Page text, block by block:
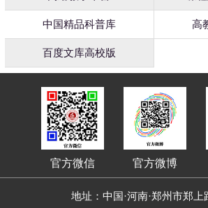
中国精品科普库 高
百度文库高校版
官方微信 官方微博
地址：中国·河南·郑州市郑上